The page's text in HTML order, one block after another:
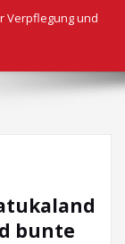
Verpflegung und
bunte